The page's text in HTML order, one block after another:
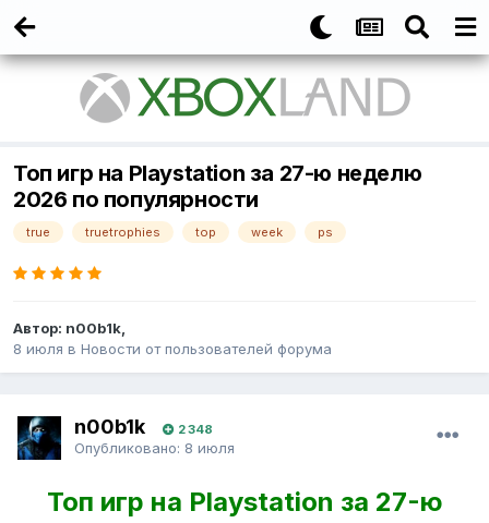
Топ игр на Playstation за 27-ю неделю
2026 по популярности
true truetrophies top week ps
Автор: n00b1k,
8 июля в Новости от пользователей форума
n00b1k 2 348
Опубликовано: 8 июля
Топ игр на Playstation за 27-ю